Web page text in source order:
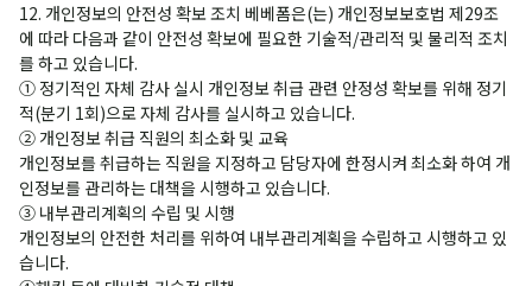
12. 개인정보의 안전성 확보 조치 베베폼은(는) 개인정보보호법 제29조
에 따라 다음과 같이 안전성 확보에 필요한 기술적/관리적 및 물리적 조치
를 하고 있습니다.
① 정기적인 자체 감사 실시 개인정보 취급 관련 안정성 확보를 위해 정기
적(분기 1회)으로 자체 감사를 실시하고 있습니다.
② 개인정보 취급 직원의 최소화 및 교육
개인정보를 취급하는 직원을 지정하고 담당자에 한정시켜 최소화 하여 개
인정보를 관리하는 대책을 시행하고 있습니다.
③ 내부관리계획의 수립 및 시행
개인정보의 안전한 처리를 위하여 내부관리계획을 수립하고 시행하고 있
습니다.